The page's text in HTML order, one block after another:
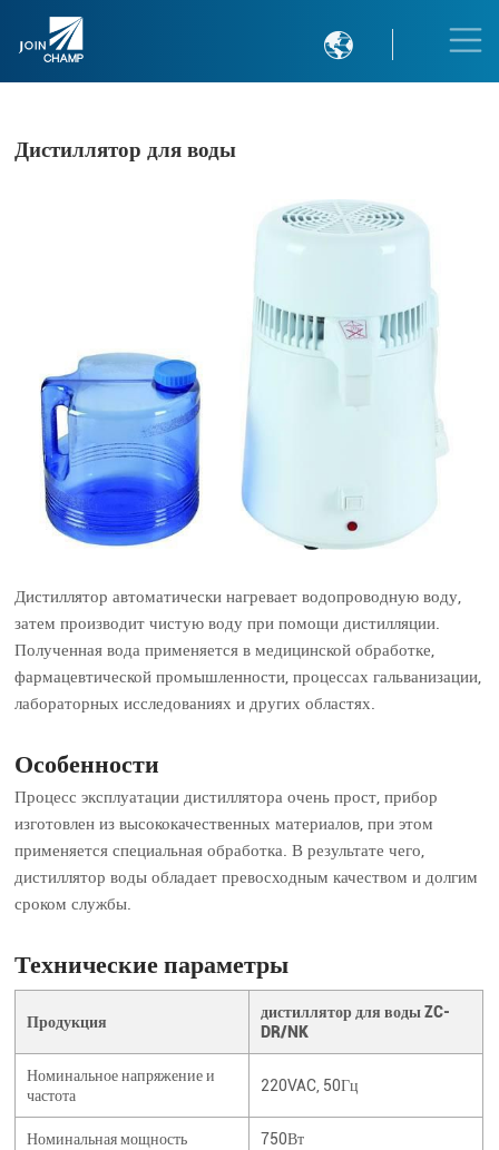

Дистиллятор для воды
Дистиллятор автоматически нагревает водопроводную воду,
затем производит чистую воду при помощи дистилляции.
Полученная вода применяется в медицинской обработке,
фармацевтической промышленности, процессах гальванизации,
лабораторных исследованиях и других областях.
Особенности
Процесс эксплуатации дистиллятора очень прост, прибор
изготовлен из высококачественных материалов, при этом
применяется специальная обработка. В результате чего,
дистиллятор воды обладает превосходным качеством и долгим
сроком службы.
Технические параметры
Продукция
дистиллятор для воды ZC-
DR/NK
Номинальное напряжение и
частота
220VAC, 50Гц
Номинальная мощность 750Вт